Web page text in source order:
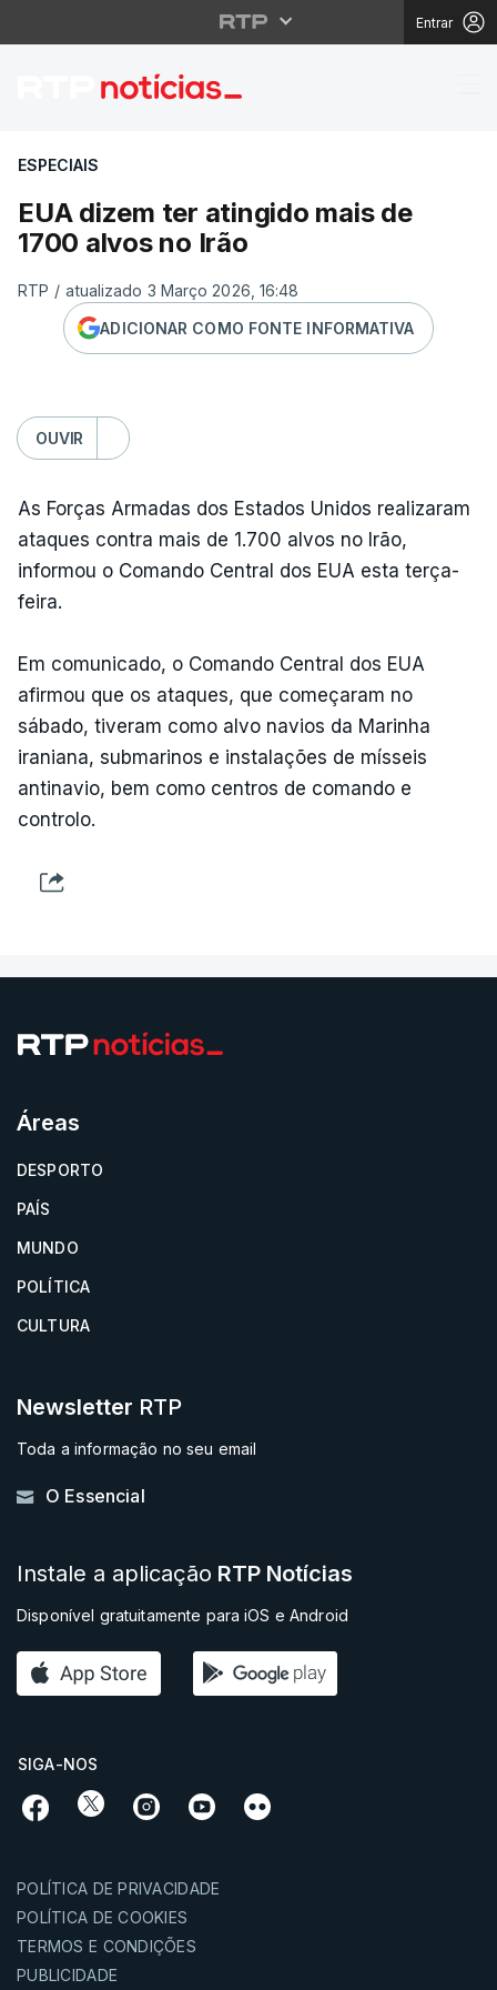
Entrar
EUA dizem ter
ESPECIAIS
EUA dizem ter atingido mais de
1700 alvos no Irão
RTP / atualizado 3 Março 2026, 16:48
ADICIONAR COMO FONTE INFORMATIVA
OUVIR
As Forças Armadas dos Estados Unidos realizaram
ataques contra mais de 1.700 alvos no Irão,
informou o Comando Central dos EUA esta terça-
feira.
Em comunicado, o Comando Central dos EUA
afirmou que os ataques, que começaram no
sábado, tiveram como alvo navios da Marinha
iraniana, submarinos e instalações de mísseis
antinavio, bem como centros de comando e
controlo.
Áreas
DESPORTO
PAÍS
MUNDO
POLÍTICA
CULTURA
Newsletter RTP
Toda a informação no seu email
O Essencial
Instale a aplicação RTP Notícias
Disponível gratuitamente para iOS e Android
SIGA-NOS
POLÍTICA DE PRIVACIDADE
POLÍTICA DE COOKIES
TERMOS E CONDIÇÕES
PUBLICIDADE